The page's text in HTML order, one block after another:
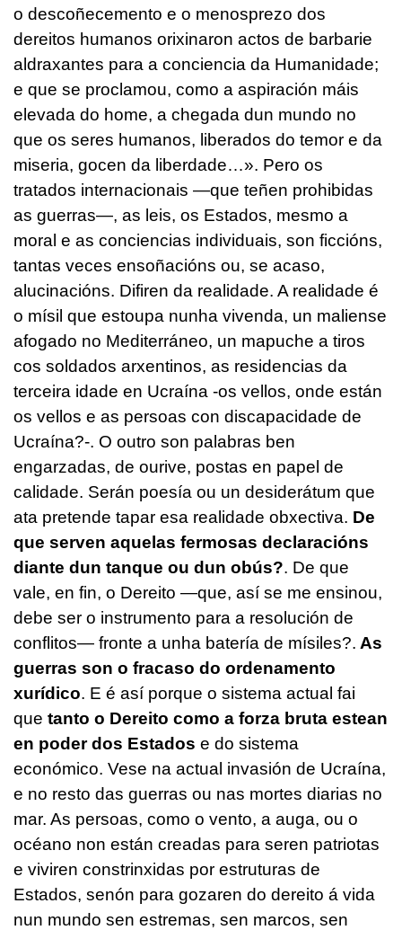
o descoñecemento e o menosprezo dos
dereitos humanos orixinaron actos de barbarie
aldraxantes para a conciencia da Humanidade;
e que se proclamou, como a aspiración máis
elevada do home, a chegada dun mundo no
que os seres humanos, liberados do temor e da
miseria, gocen da liberdade…». Pero os
tratados internacionais —que teñen prohibidas
as guerras—, as leis, os Estados, mesmo a
moral e as conciencias individuais, son ficcións,
tantas veces ensoñacións ou, se acaso,
alucinacións. Difiren da realidade. A realidade é
o mísil que estoupa nunha vivenda, un maliense
afogado no Mediterráneo, un mapuche a tiros
cos soldados arxentinos, as residencias da
terceira idade en Ucraína -os vellos, onde están
os vellos e as persoas con discapacidade de
Ucraína?-. O outro son palabras ben
engarzadas, de ourive, postas en papel de
calidade. Serán poesía ou un desiderátum que
ata pretende tapar esa realidade obxectiva. De
que serven aquelas fermosas declaracións
diante dun tanque ou dun obús?. De que
vale, en fin, o Dereito —que, así se me ensinou,
debe ser o instrumento para a resolución de
conflitos— fronte a unha batería de mísiles?. As
guerras son o fracaso do ordenamento
xurídico. E é así porque o sistema actual fai
que tanto o Dereito como a forza bruta estean
en poder dos Estados e do sistema
económico. Vese na actual invasión de Ucraína,
e no resto das guerras ou nas mortes diarias no
mar. As persoas, como o vento, a auga, ou o
océano non están creadas para seren patriotas
e viviren constrinxidas por estruturas de
Estados, senón para gozaren do dereito á vida
nun mundo sen estremas, sen marcos, sen